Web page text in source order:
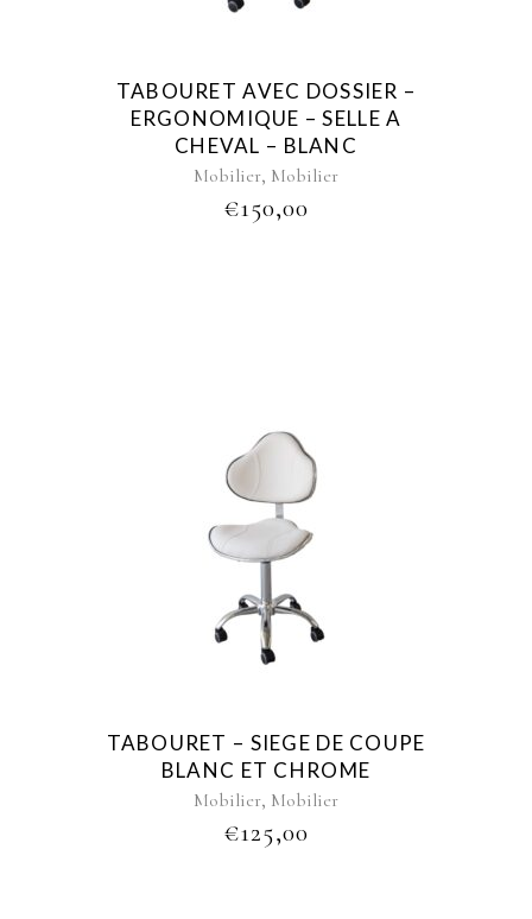
TABOURET AVEC DOSSIER –
ERGONOMIQUE – SELLE A
CHEVAL – BLANC
Mobilier, Mobilier
€150,00
TABOURET – SIEGE DE COUPE
BLANC ET CHROME
Mobilier, Mobilier
€125,00